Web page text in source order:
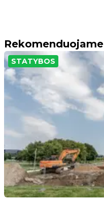
Rekomenduojame
STATYBOS